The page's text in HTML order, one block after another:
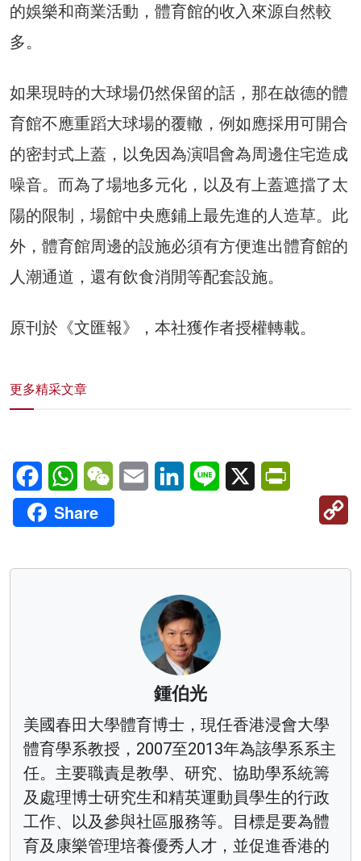
的娛樂和商業活動，體育館的收入來源自然較
多。
如果現時的大球場仍然保留的話，那在啟德的體
育館不應重蹈大球場的覆轍，例如應採用可開合
的密封式上蓋，以免因為演唱會為周邊住宅造成
噪音。而為了場地多元化，以及有上蓋遮擋了太
陽的限制，場館中央應鋪上最先進的人造草。此
外，體育館周邊的設施必須有方便進出體育館的
人潮通道，還有飲食消閒等配套設施。
原刊於《文匯報》，本社獲作者授權轉載。
更多精采文章
FacebookWhatsAppWeChatEmail LinkedInLine X
Share
鍾伯光
美國春田大學體育博士，現任香港浸會大學
體育學系教授，2007至2013年為該學系系主
任。主要職責是教學、研究、協助學系統籌
及處理博士研究生和精英運動員學生的行政
工作、以及參與社區服務等。目標是要為體
育及康樂管理培養優秀人才，並促進香港的